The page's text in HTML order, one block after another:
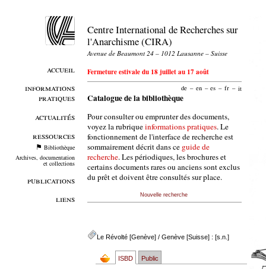
accueil
informations
pratiques
actualités
ressources
Bibliothèque
Archives, documentation
et collections
publications
liens
Centre International de Recherches sur
l'Anarchisme (CIRA)
Avenue de Beaumont 24 – 1012 Lausanne – Suisse
Fermeture estivale du 18 juillet au 17 août
de – en – es – fr – it
Catalogue de la bibliothèque
Pour consulter ou emprunter des documents,
voyez la rubriqueinformations pratiques. Le
fonctionnement de l'interface de recherche est
sommairement décrit dans ce guide de
recherche. Les périodiques, les brochures et
certains documents rares ou anciens sont exclus
du prêt et doivent être consultés sur place.
Nouvelle recherche
Le Révolté [Genève]/ Genève [Suisse] : [s.n.]
ISBD Public